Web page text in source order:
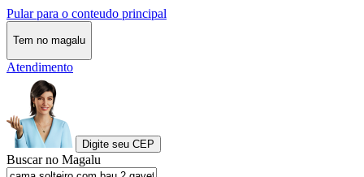
Pular para o conteudo principal
Tem no magalu
Atendimento
Digite seu CEP
Buscar no Magalu